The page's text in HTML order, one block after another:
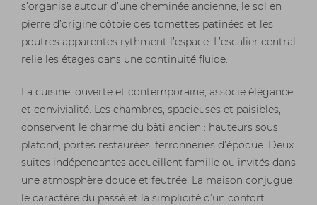
s’organise autour d’une cheminée ancienne, le sol en
pierre d’origine côtoie des tomettes patinées et les
poutres apparentes rythment l’espace. L’escalier central
relie les étages dans une continuité fluide.
La cuisine, ouverte et contemporaine, associe élégance
et convivialité. Les chambres, spacieuses et paisibles,
conservent le charme du bâti ancien : hauteurs sous
plafond, portes restaurées, ferronneries d’époque. Deux
suites indépendantes accueillent famille ou invités dans
une atmosphère douce et feutrée. La maison conjugue
le caractère du passé et la simplicité d’un confort